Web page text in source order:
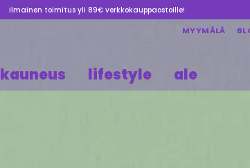
Ilmainen toimitus yli 89€ verkkokauppaostoille!
MYYMÄLÄ
kauneus lifestyle ale